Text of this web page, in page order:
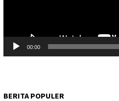
00:00
BERITA POPULER